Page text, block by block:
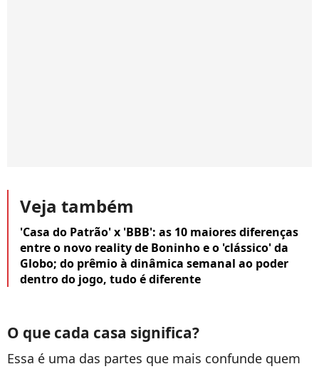
Veja também
'Casa do Patrão' x 'BBB': as 10 maiores diferenças
entre o novo reality de Boninho e o 'clássico' da
Globo; do prêmio à dinâmica semanal ao poder
dentro do jogo, tudo é diferente
O que cada casa significa?
Essa é uma das partes que mais confunde quem